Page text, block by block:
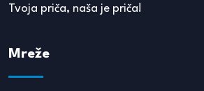
Tvoja priča, naša je priča!
Mreže